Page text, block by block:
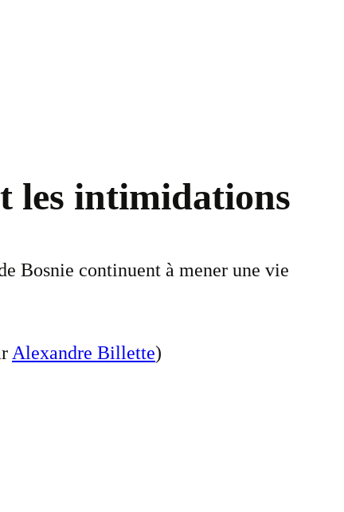
les intimidations
Bosnie continuent à mener une vie
Alexandre Billette)